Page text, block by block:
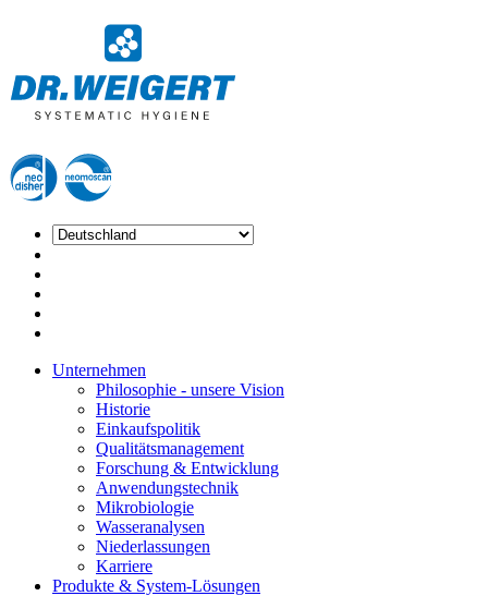
Unternehmen
Philosophie - unsere Vision
Historie
Einkaufspolitik
Qualitätsmanagement
Forschung & Entwicklung
Anwendungstechnik
Mikrobiologie
Wasseranalysen
Niederlassungen
Karriere
Produkte & System-Lösungen